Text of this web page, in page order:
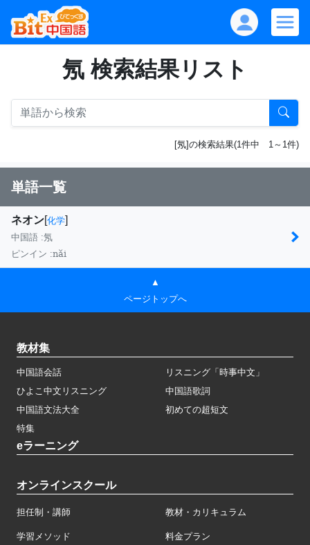
氖 検索結果リスト
[氖]の検索結果(1件中 1～1件)
単語一覧
ネオン[化学]
中国語 :氖
ピンイン :nǎi
▲
ページトップへ
教材集
中国語会話
リスニング「時事中文」
ひよこ中文リスニング
中国語歌詞
中国語文法大全
初めての超短文
特集
eラーニング
オンラインスクール
担任制・講師 教材・カリキュラム
学習メソッド 料金プラン